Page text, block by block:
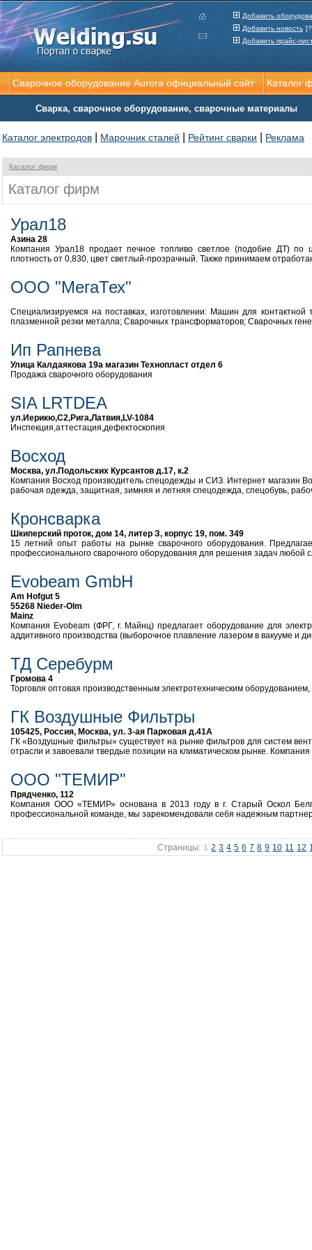
Каталог фирм
Каталог фирм
Урал18
Азина 28
Компания Урал18 продает печное топливо светлое (подобие ДТ) по
плотность от 0,830, цвет светлый-прозрачный. Также принимаем
ООО "МегаТех"
Специализируемся на поставках, изготовлении: Машин для
плазменной резки металла; Сварочных трансформаторов; Сварочных
Ип Рапнева
Улица Калдаякова 19а магазин Технопласт отдел 6
Продажа сварочного оборудования
SIA LRTDEA
ул.Иерикю,С2,Рига,Латвия,LV-1084
Инспекция,аттестация,дефектоскопия
Восход
Москва, ул.Подольских Курсантов д.17, к.2
Компания Восход производитель спецодежды и СИЗ. Интернет магазин
рабочая одежда, защитная, зимняя и летняя спецодежда, спецобувь,
Кронсварка
Шкиперский проток, дом 14, литер З, корпус 19, пом. 349
15 летний опыт работы на рынке сварочного оборудования.
профессионального сварочного оборудования для решения задач любой
Evobeam GmbH
Am Hofgut 5
55268 Nieder-Olm
Mainz
Компания Evobeam (ФРГ, г. Майнц) предлагает оборудование для
аддитивного производства (выборочное плавление лазером в вакууме и
ТД Серебурм
Громова 4
Торговля оптовая производственным электротехническим
ГК Воздушные Фильтры
105425, Россия, Москва, ул. 3-ая Парковая д.41А
ГК «Воздушные фильтры» существует на рынке фильтров для систем
отрасли и завоевали твердые позиции на климатическом рынке.
ООО "ТЕМИР"
Прядченко, 112
Компания ООО «ТЕМИР» основана в 2013 году в г. Старый Оскол
профессиональной команде, мы зарекомендовали себя надежным
Страницы: 1 2 3 4 5 6 7 8 9 10 11 12
Сварочное оборудование Aurora официальный сайт Каталог
Сварка, сварочное оборудование, сварочные материалы
Каталог электродов Марочник сталей Рейтинг сварки Реклама
Добавить
Добавить новость
Добавить прайс-